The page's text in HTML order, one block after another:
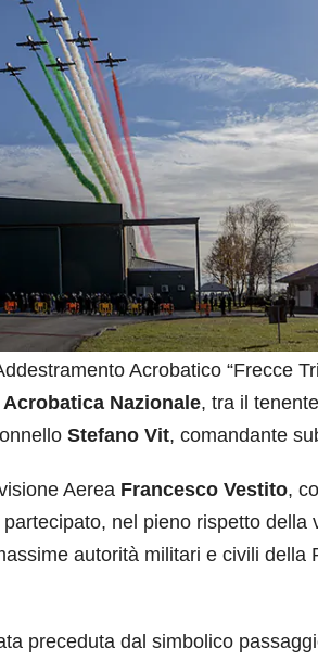
Acrobatico “Frecce
Nazionale, tra il
Stefano Vit, comandante
Aerea Francesco Vestito,
nel pieno rispetto della
autorità militari e civili della
preceduta dal simbolico